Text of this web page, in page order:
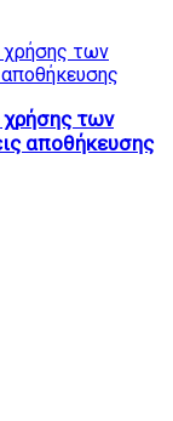
χρήσης των
αποθήκευσης